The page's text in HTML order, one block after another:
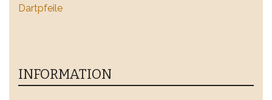
Dartpfeile
INFORMATION